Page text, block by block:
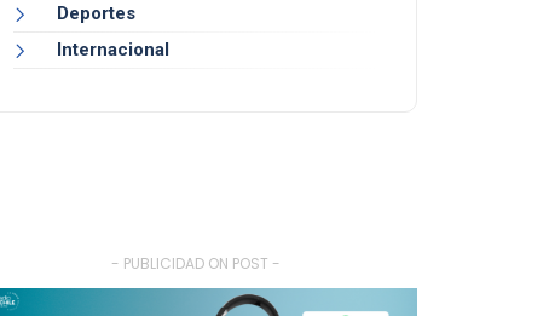
Deportes
Internacional
- PUBLICIDAD ON POST -